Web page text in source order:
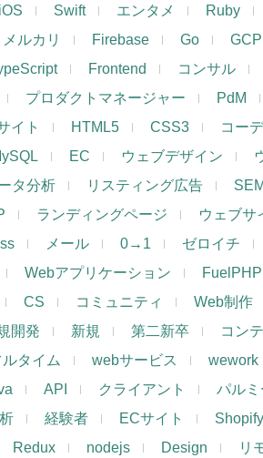
iOS Swift エンタメ Ruby
メルカリ Firebase Go GCP
Frontend コンサル
プロダクトマネージャー PdM
イト HTML5 CSS3 コー
EC ウェブデザイン
タ分析 リスティング広告 SEM
ランディングページ ウェブサ
メール 0→1 ゼロイチ
Webアプリケーション FuelPHP
CS コミュニティ Web制作
開発 新規 第二新卒 コン
ルタイム webサービス
wework
API クライアント パルミ
経験者 ECサイト Shopify
Redux nodejs Design リ